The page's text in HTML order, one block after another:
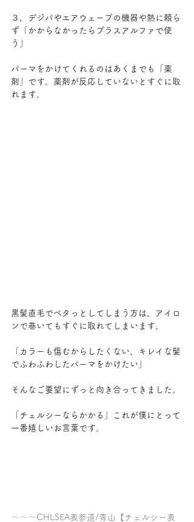
３，デジパやエアウェーブの機器や熱に頼ら
ず「かからなかったらプラスアルファで使
う」
パーマをかけてくれるのはあくまでも「薬
剤」です。薬剤が反応していないとすぐに取
れます。
黒髪直毛でペタっとしてしまう方は、アイロ
ンで巻いてもすぐに取れてしまいます。
「カラーも傷むからしたくない、キレイな髪
でふわふわしたパーマをかけたい」
そんなご要望にずっと向き合ってきました。
「チェルシーならかかる」これが僕にとって
一番嬉しいお言葉です。
～～～CHLSEA表参道/青山【チェルシー表